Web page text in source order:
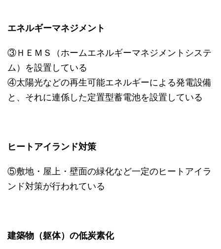
エネルギーマネジメント
③ＨＥＭＳ（ホームエネルギーマネジメントシステ
ム）を設置している
④太陽光などの再生可能エネルギーによる発電設備
と、それに連係した定置型蓄電池を設置している
ヒートアイランド対策
⑤敷地・屋上・壁面の緑化など一定のヒートアイラ
ンド対策が行われている
建築物（躯体）の低炭素化